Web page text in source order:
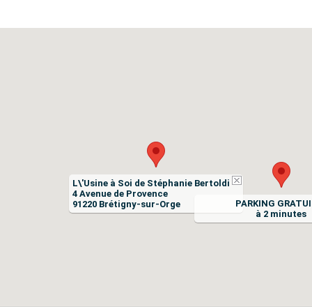
L\'Usine à Soi de Stéphanie Bertoldi
4 Avenue de Provence
91220 Brétigny-sur-Orge
PARKING
à 2 minutes